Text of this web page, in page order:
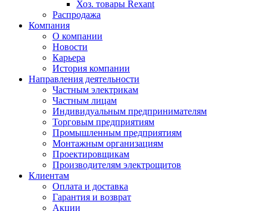
Хоз. товары Rexant
Распродажа
Компания
О компании
Новости
Карьера
История компании
Направления деятельности
Частным электрикам
Частным лицам
Индивидуальным предпринимателям
Торговым предприятиям
Промышленным предприятиям
Монтажным организациям
Проектировщикам
Производителям электрощитов
Клиентам
Оплата и доставка
Гарантия и возврат
Акции